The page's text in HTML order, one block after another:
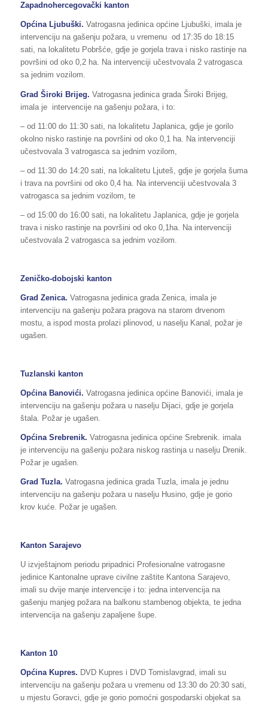
Zapadnohercegovački kanton
Općina Ljubuški. Vatrogasna jedinica općine Ljubuški, imala je
intervenciju na gašenju požara, u vremenu od 17:35 do 18:15
sati, na lokalitetu Pobršće, gdje je gorjela trava i nisko rastinje na
površini od oko 0,2 ha. Na intervenciji učestvovala 2 vatrogasca
sa jednim vozilom.
Grad Široki Brijeg. Vatrogasna jedinica grada Široki Brijeg,
imala je intervencije na gašenju požara, i to:
– od 11:00 do 11:30 sati, na lokalitetu Japlanica, gdje je gorilo
okolno nisko rastinje na površini od oko 0,1 ha. Na intervenciji
učestvovala 3 vatrogasca sa jednim vozilom,
– od 11:30 do 14:20 sati, na lokalitetu Ljuteš, gdje je gorjela šuma
i trava na površini od oko 0,4 ha. Na intervenciji učestvovala 3
vatrogasca sa jednim vozilom, te
– od 15:00 do 16:00 sati, na lokalitetu Japlanica, gdje je gorjela
trava i nisko rastinje na površini od oko 0,1ha. Na intervenciji
učestvovala 2 vatrogasca sa jednim vozilom.
Zeničko-dobojski kanton
Grad Zenica. Vatrogasna jedinica grada Zenica, imala je
intervenciju na gašenju požara pragova na starom drvenom
mostu, a ispod mosta prolazi plinovod, u naselju Kanal, požar je
ugašen.
Tuzlanski kanton
Općina Banovići. Vatrogasna jedinica općine Banovići, imala je
intervenciju na gašenju požara u naselju Dijaci, gdje je gorjela
štala. Požar je ugašen.
Općina Srebrenik. Vatrogasna jedinica općine Srebrenik. imala
je intervenciju na gašenju požara niskog rastinja u naselju Drenik.
Požar je ugašen.
Grad Tuzla. Vatrogasna jedinica grada Tuzla, imala je jednu
intervenciju na gašenju požara u naselju Husino, gdje je gorio
krov kuće. Požar je ugašen.
Kanton Sarajevo
U izvještajnom periodu pripadnici Profesionalne vatrogasne
jedinice Kantonalne uprave civilne zaštite Kantona Sarajevo,
imali su dvije manje intervencije i to: jedna intervencija na
gašenju manjeg požara na balkonu stambenog objekta, te jedna
intervencija na gašenju zapaljene šupe.
Kanton 10
Općina Kupres. DVD Kupres i DVD Tomislavgrad, imali su
intervenciju na gašenju požara u vremenu od 13:30 do 20:30 sati,
u mjestu Goravci, gdje je gorio pomoćni gospodarski objekat sa